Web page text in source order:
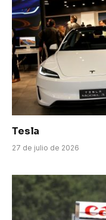
Tesla
27 de julio de 2026